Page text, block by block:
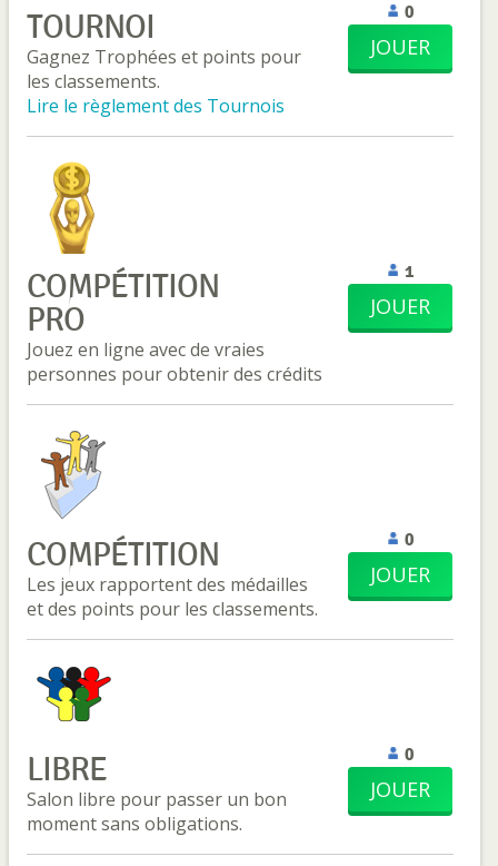
TOURNOI
Gagnez Trophées et points pour
les classements.
Lire le règlement des Tournois
0
JOUER
COMPÉTITION
PRO
Jouez en ligne avec de vraies
personnes pour obtenir des crédits
1
JOUER
COMPÉTITION
Les jeux rapportent des médailles
et des points pour les classements.
0
JOUER
LIBRE
Salon libre pour passer un bon
moment sans obligations.
0
JOUER